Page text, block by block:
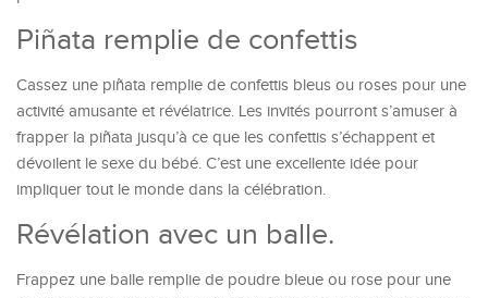
Piñata remplie de confettis
Cassez une piñata remplie de confettis bleus ou roses pour une
activité amusante et révélatrice. Les invités pourront s’amuser à
frapper la piñata jusqu’à ce que les confettis s’échappent et
dévoilent le sexe du bébé. C’est une excellente idée pour
impliquer tout le monde dans la célébration.
Révélation avec un balle.
Frappez une balle remplie de poudre bleue ou rose pour une